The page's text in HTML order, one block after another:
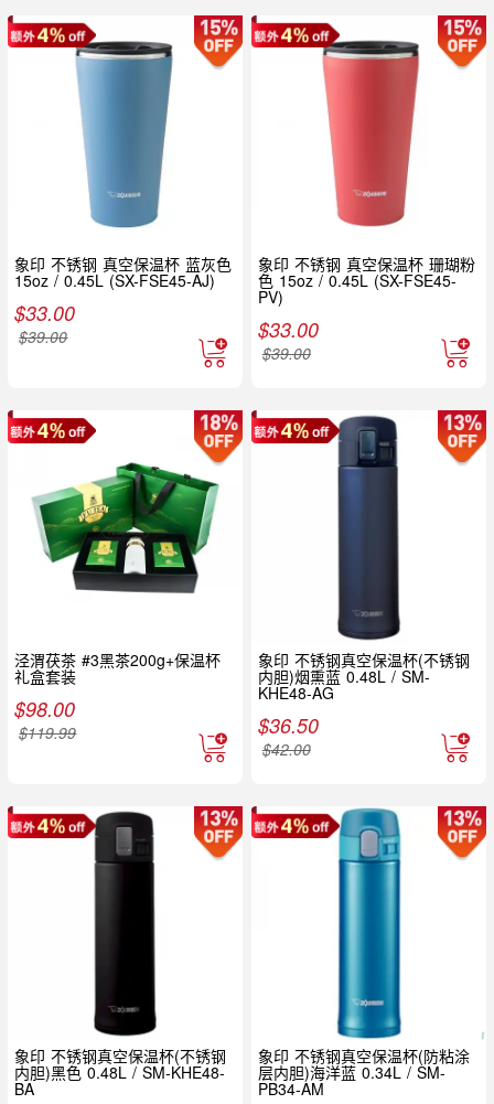
象印 不锈钢 真空保温杯 蓝灰色
15oz / 0.45L (SX-FSE45-AJ)
$33.00
$39.00
象印 不锈钢 真空保温杯 珊瑚粉
色 15oz / 0.45L (SX-FSE45-
PV)
$33.00
$39.00
泾渭茯茶 #3黑茶200g+保温杯
礼盒套装
$98.00
$119.99
象印 不锈钢真空保温杯(不锈钢
内胆)烟熏蓝 0.48L / SM-
KHE48-AG
$36.50
$42.00
象印 不锈钢真空保温杯(不锈钢
内胆)黑色 0.48L / SM-KHE48-
BA
象印 不锈钢真空保温杯(防粘涂
层内胆)海洋蓝 0.34L / SM-
PB34-AM